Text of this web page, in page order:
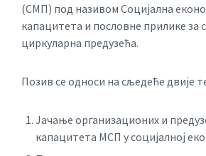
(СМП) под називом Социјална
капацитета и пословне прилике за
циркуларна предузећа.
Позив се односи на сљедеће двије
Јачање организационих и
капацитета МСП у социјалној